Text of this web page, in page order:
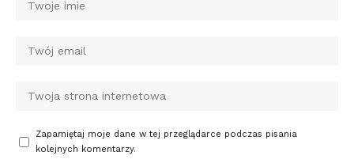
Zapamiętaj moje dane w tej przeglądarce podczas pisania
kolejnych komentarzy.